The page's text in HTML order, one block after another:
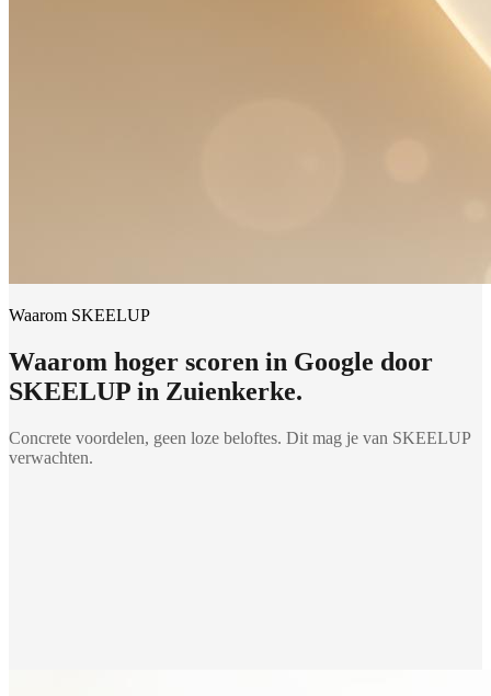
Waarom SKEELUP
Waarom hoger scoren in Google door
SKEELUP in Zuienkerke.
Concrete voordelen, geen loze beloftes. Dit mag je van SKEELUP
verwachten.